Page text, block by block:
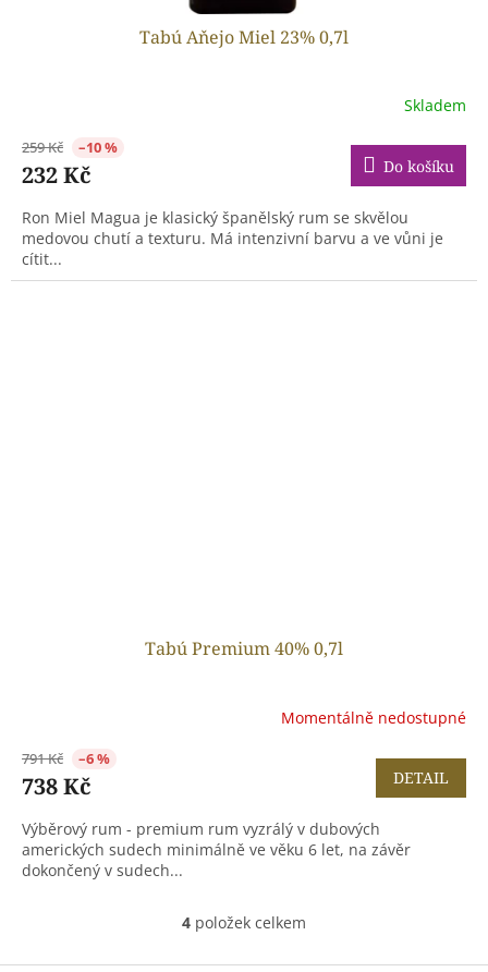
Tabú Aňejo Miel 23% 0,7l
Skladem
259 Kč –10 %
232 Kč Do košíku
Ron Miel Magua je klasický španělský rum se skvělou
medovou chutí a texturu. Má intenzivní barvu a ve vůni je
cítit...
Tabú Premium 40% 0,7l
Momentálně nedostupné
791 Kč –6 %
738 Kč DETAIL
Výběrový rum - premium rum vyzrálý v dubových
amerických sudech minimálně ve věku 6 let, na závěr
dokončený v sudech...
O
4 položek celkem